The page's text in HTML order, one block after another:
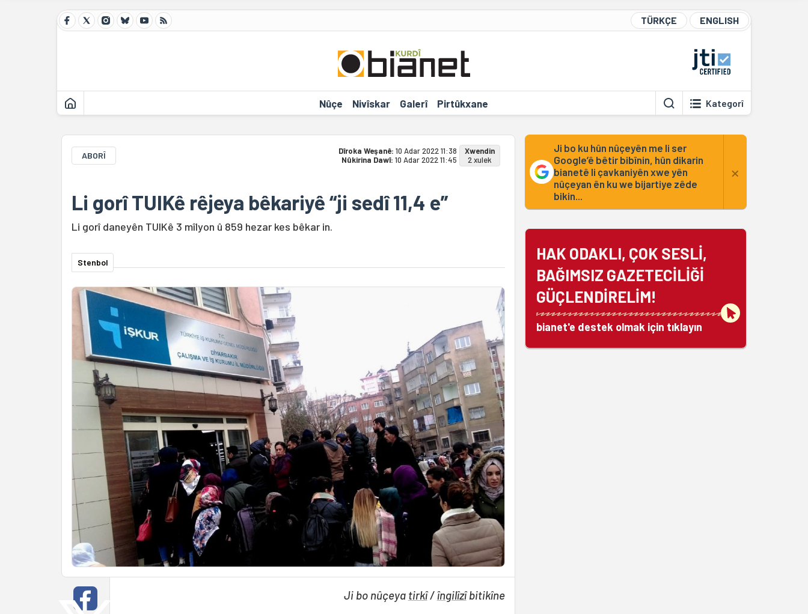
TÜRKÇE ENGLISH
Nûçe Nivîskar Galerî Pirtûkxane Kategorî
ABORÎ Dîroka Weşanê: 10 Adar 2022 11:38
Nûkirina Dawî: 10 Adar 2022 11:45
Xwendin
2 xulek
Li gorî TUIKê rêjeya bêkariyê “ji sedî 11,4 e”
Li gorî daneyên TUIKê 3 mîlyon û 859 hezar kes bêkar in.
Stenbol
Ji bo nûçeya tirkî/îngilîzîbitikîne
Ji bo ku hûn nûçeyên me li ser
Google’ê bêtir bibînin, hûn dikarin
bianetê li çavkaniyên xwe yên
nûçeyan ên ku we bijartiye zêde
bikin...
×
HAK ODAKLI, ÇOK SESLİ,
BAĞIMSIZ GAZETECİLİĞİ
GÜÇLENDİRELİM!
bianet'e destek olmak için tıklayın